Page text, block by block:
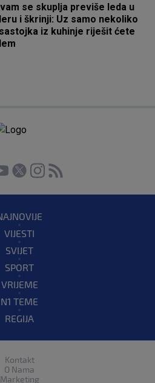
se skuplja previše leda u
i škrinji: Uz samo nekoliko
iz kuhinje riješit ćete
VIJESTI
SVIJET
SPORT
VRIJEME
N1 TEME
REGIJA
Kontakt
O Nama
Marketing